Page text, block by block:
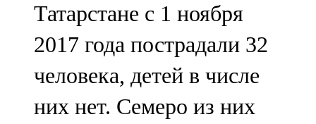
Татарстане с 1 ноября
2017 года пострадали 32
человека, детей в числе
них нет. Семеро из них